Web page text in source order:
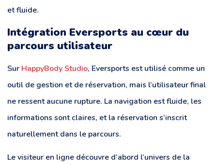
et fluide.
Intégration Eversports au cœur du
parcours utilisateur
Sur HappyBody Studio, Eversports est utilisé comme un
outil de gestion et de réservation, mais l’utilisateur final
ne ressent aucune rupture. La navigation est fluide, les
informations sont claires, et la réservation s’inscrit
naturellement dans le parcours.
Le visiteur en ligne découvre d’abord l’univers de la